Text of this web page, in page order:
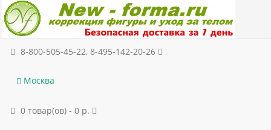
8-800-505-45-22, 8-495-142-20-26
Москва
0 товар(ов) - 0 р.